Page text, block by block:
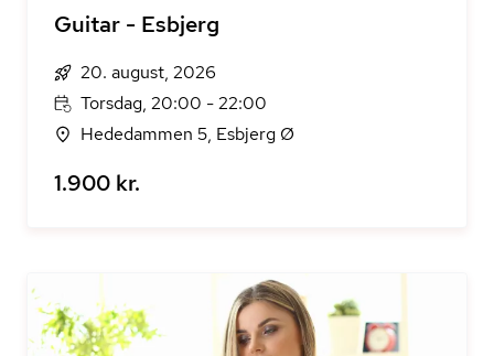
Guitar - Esbjerg
20. august, 2026
Torsdag, 20:00 - 22:00
Hededammen 5, Esbjerg Ø
1.900 kr.